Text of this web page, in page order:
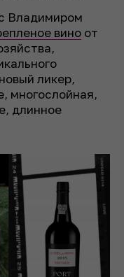
Владимиром
вино от
ликер,
многослойная,
длинное